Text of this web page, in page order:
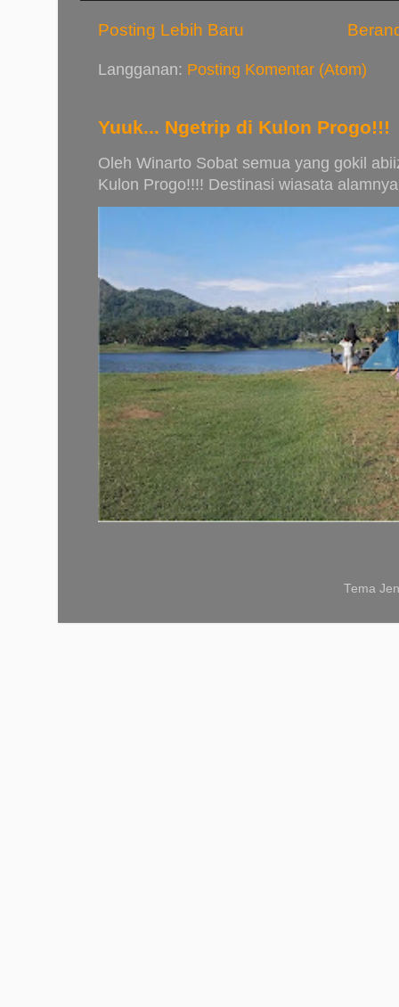
Posting Lebih Baru
Langganan: Posting Komentar (Atom)
Yuuk... Ngetrip di Kulon Progo!!!
Oleh Winarto Sobat semua yang gokil
Kulon Progo!!!! Destinasi wiasata
Tema